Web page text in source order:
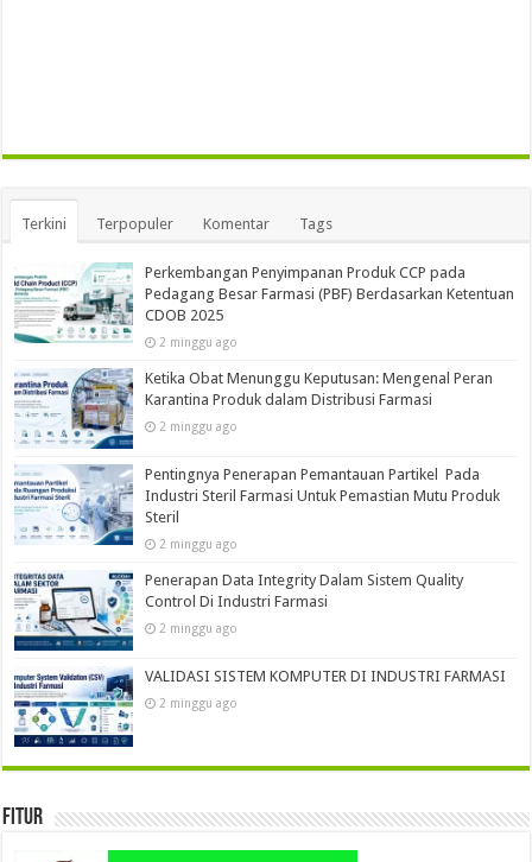
Terkini Terpopuler Komentar Tags
Perkembangan Penyimpanan Produk CCP pada
Pedagang Besar Farmasi (PBF) Berdasarkan Ketentuan
CDOB 2025
2 minggu ago
Ketika Obat Menunggu Keputusan: Mengenal Peran
Karantina Produk dalam Distribusi Farmasi
2 minggu ago
Pentingnya Penerapan Pemantauan Partikel Pada
Industri Steril Farmasi Untuk Pemastian Mutu Produk
Steril
2 minggu ago
Penerapan Data Integrity Dalam Sistem Quality
Control Di Industri Farmasi
2 minggu ago
VALIDASI SISTEM KOMPUTER DI INDUSTRI FARMASI
2 minggu ago
Fitur